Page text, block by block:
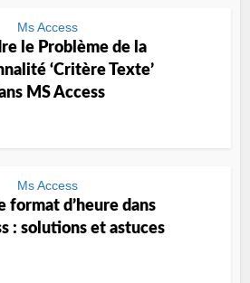
Ms Access
le Problème de la
‘Critère Texte’
MS Access
Ms Access
format d’heure dans
: solutions et astuces